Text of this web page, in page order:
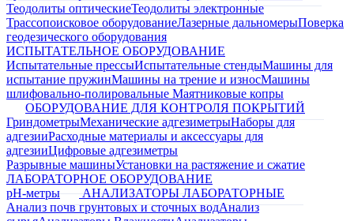
Теодолиты оптическиеТеодолиты электронные
Трассопоисковое оборудованиеЛазерные дальномерыПоверка
геодезического оборудования
ИСПЫТАТЕЛЬНОЕ ОБОРУДОВАНИЕ
Испытательные прессыИспытательные стендыМашины для
испытание пружинМашины на трение и износМашины
шлифовально-полировальные Маятниковые копры
ОБОРУДОВАНИЕ ДЛЯ КОНТРОЛЯ ПОКРЫТИЙ
ГриндометрыМеханические адгезиметрыНаборы для
адгезииРасходные материалы и аксессуары для
адгезииЦифровые адгезиметры
Разрывные машиныУстановки на растяжение и сжатие
ЛАБОРАТОРНОЕ ОБОРУДОВАНИЕ
pH-метры
АНАЛИЗАТОРЫ ЛАБОРАТОРНЫЕ
Анализ почв грунтовых и сточных водАнализ